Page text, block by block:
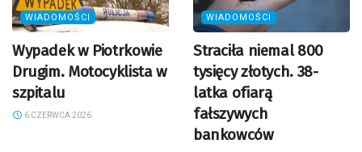
WIADOMOŚCI
Wypadek w Piotrkowie
Drugim. Motocyklista w
szpitalu
6 CZERWCA 2026
WIADOMOŚCI
Straciła niemal 800
tysięcy złotych. 38-
latka ofiarą
fałszywych
bankowców